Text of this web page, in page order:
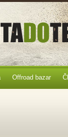
Offroad bazar